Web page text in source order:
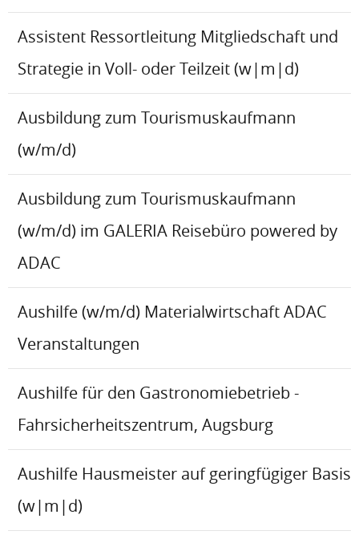
Assistent Ressortleitung Mitgliedschaft und
Strategie in Voll- oder Teilzeit (w|m|d)
Ausbildung zum Tourismuskaufmann
(w/m/d)
Ausbildung zum Tourismuskaufmann
(w/m/d) im GALERIA Reisebüro powered by
ADAC
Aushilfe (w/m/d) Materialwirtschaft ADAC
Veranstaltungen
Aushilfe für den Gastronomiebetrieb -
Fahrsicherheitszentrum, Augsburg
Aushilfe Hausmeister auf geringfügiger Basis
(w|m|d)